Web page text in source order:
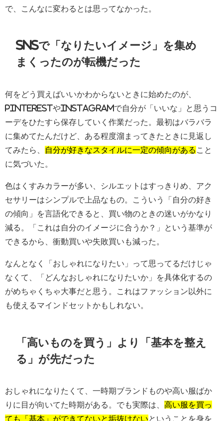
で、こんなに変わるとは思ってなかった。
SNSで「なりたいイメージ」を集め
まくったのが転機だった
何をどう買えばいいかわからないときに始めたのが、
PinterestやInstagramで自分が「いいな」と思うコ
ーデをひたすら保存していく作業だった。最初はバラバラ
に集めてたんだけど、ある程度溜まってきたときに見返し
てみたら、
自分が好きなスタイルに一定の傾向がある こと
に気づいた。
色はくすみカラーが多い、シルエットはすっきりめ、アク
セサリーはシンプルで上品なもの。こういう「自分の好き
の傾向」を言語化できると、買い物のときの迷いがかなり
減る。「これは自分のイメージに合うか？」という基準が
できるから、衝動買いや失敗買いも減った。
なんとなく「おしゃれになりたい」って思ってるだけじゃ
なくて、「どんなおしゃれになりたいか」を具体化するの
がめちゃくちゃ大事だと思う。これはファッション以外に
も使えるマインドセットかもしれない。
「高いものを買う」より「基本を整え
る」が先だった
おしゃれになりたくて、一時期ブランドものや高い服ばか
りに目が向いてた時期がある。でも実際は、 高い服を買っ
ても「基本」ができてないと垢抜けないということを身を